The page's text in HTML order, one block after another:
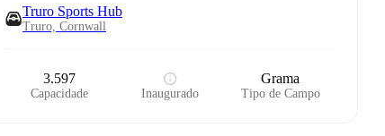
Truro Sports Hub
Truro, Cornwall
3.597
Capacidade Inaugurado
Grama
Tipo de Campo